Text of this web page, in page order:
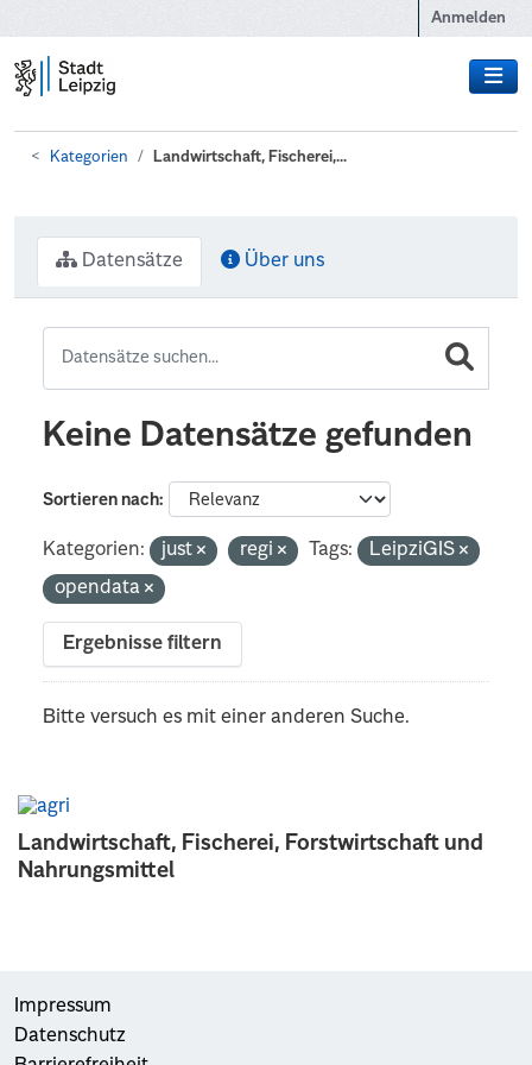
Anmelden
Kategorien Landwirtschaft, Fischerei,...
Landwirtschaft, Fischerei, Forstwirtschaft und
Nahrungsmittel
Datensätze Über uns
Keine Datensätze gefunden
Sortieren nach
Kategorien: just regi Tags:
LeipziGIS
opendata
Ergebnisse filtern
Bitte versuch es mit einer anderen Suche.
Impressum
Datenschutz